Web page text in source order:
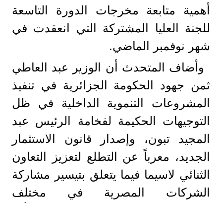
أهمية متابعة مخرجات الدورة التاسعة
للجنة العليا المشتركة التي انعقدت في
شهر نوفمبر الماضي.
وأضاف المتحدث أن الوزير عبد العاطي
ثمن جهود الحكومة الجزائرية في تنفيذ
المشروعات التنموية الداخلية في ظل
التوجيهات الحكيمة لفخامة الرئيس عبد
المجيد تبون، وإصدار قانون الاستثمار
الجديد، معرباً عن التطلع لتعزيز التعاون
الثنائي لاسيما فيما يتعلق بتيسير مشاركة
الشركات المصرية في مختلف